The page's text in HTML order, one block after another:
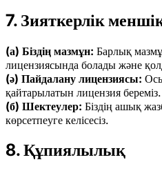
7. Зияткерлік
(а) Біздің мазмұн: Барлық
лицензиясында болады және
(ә) Пайдалану лицензиясы:
қайтарылатын лицензия береміз.
(б) Шектеулер: Біздің ашық
көрсетпеуге келісесіз.
8. Құпиялылық